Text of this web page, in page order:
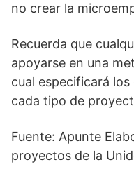
no crear la
Recuerda que
apoyarse en una
cual especificará
cada tipo de
Fuente: Apunte
proyectos de la